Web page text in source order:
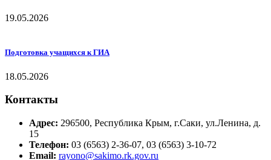
19.05.2026
Подготовка учащихся к ГИА
18.05.2026
Контакты
Адрес: 296500, Республика Крым, г.Саки, ул.Ленина, д.
15
Телефон: 03 (6563) 2-36-07, 03 (6563) 3-10-72
Email: rayono@sakimo.rk.gov.ru